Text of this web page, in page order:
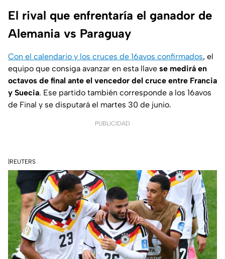
El rival que enfrentaría el ganador de
Alemania vs Paraguay
Con el calendario y los cruces de 16avos confirmados, el
equipo que consiga avanzar en esta llave se medirá en
octavos de final ante el vencedor del cruce entre Francia
y Suecia. Ese partido también corresponde a los 16avos
de Final y se disputará el martes 30 de junio.
PUBLICIDAD
|REUTERS